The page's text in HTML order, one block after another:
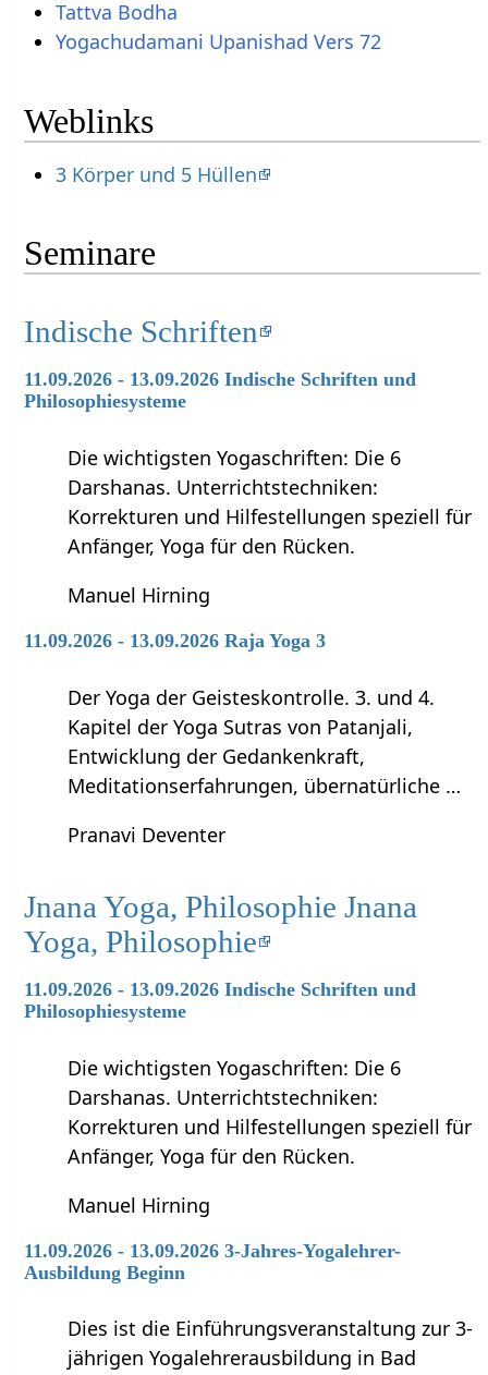
Tattva Bodha
Yogachudamani Upanishad Vers 72
Weblinks
3 Körper und 5 Hüllen
Seminare
Indische Schriften
11.09.2026 - 13.09.2026 Indische Schriften und
Philosophiesysteme
Die wichtigsten Yogaschriften: Die 6
Darshanas. Unterrichtstechniken:
Korrekturen und Hilfestellungen speziell für
Anfänger, Yoga für den Rücken.
Manuel Hirning
11.09.2026 - 13.09.2026 Raja Yoga 3
Der Yoga der Geisteskontrolle. 3. und 4.
Kapitel der Yoga Sutras von Patanjali,
Entwicklung der Gedankenkraft,
Meditationserfahrungen, übernatürliche …
Pranavi Deventer
Jnana Yoga, Philosophie Jnana
Yoga, Philosophie
11.09.2026 - 13.09.2026 Indische Schriften und
Philosophiesysteme
Die wichtigsten Yogaschriften: Die 6
Darshanas. Unterrichtstechniken:
Korrekturen und Hilfestellungen speziell für
Anfänger, Yoga für den Rücken.
Manuel Hirning
11.09.2026 - 13.09.2026 3-Jahres-Yogalehrer-
Ausbildung Beginn
Dies ist die Einführungsveranstaltung zur 3-
jährigen Yogalehrerausbildung in Bad